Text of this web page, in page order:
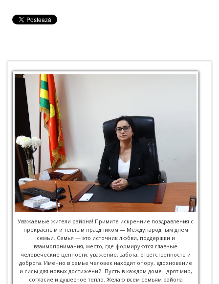
Уважаемые жители района! Примите искренние поздравления с
прекрасным и тёплым праздником — Международным днём
семьи. Семья — это источник любви, поддержки и
взаимопонимания, место, где формируются главные
человеческие ценности: уважение, забота, ответственность и
доброта. Именно в семье человек находит опору, вдохновение
и силы для новых достижений. Пусть в каждом доме царят мир,
согласие и душевное тепло. Желаю всем семьям района